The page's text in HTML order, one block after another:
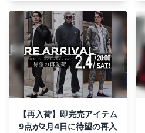
【再入荷】即完売アイテム
9点が2月4日に待望の再入